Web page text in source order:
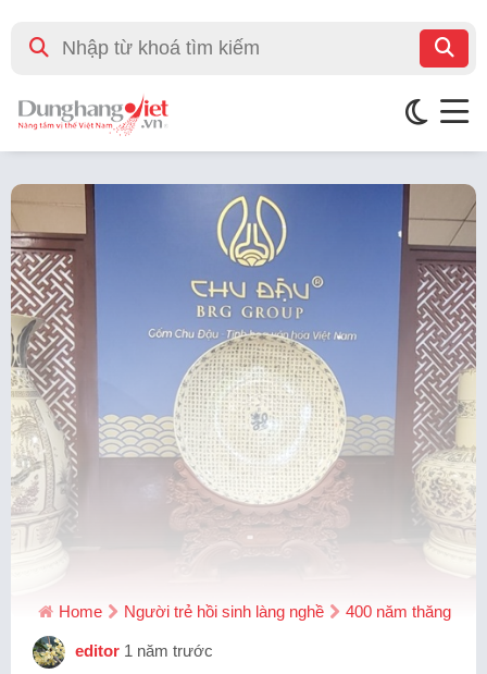
Home Người trẻ hồi sinh làng nghề 400 năm thăng
editor 1 năm trước